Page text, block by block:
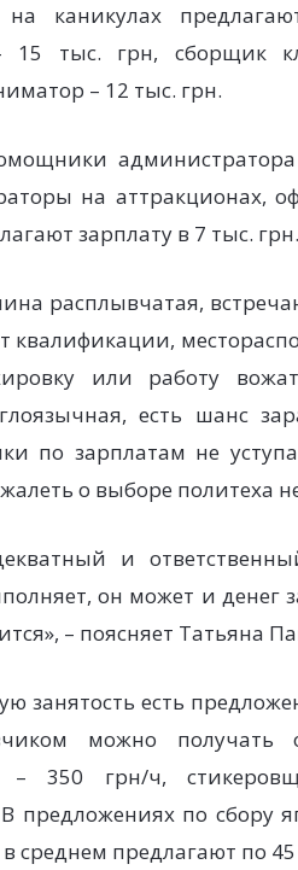
каникулах
15 тыс. грн, сборщик
– 12 тыс. грн.
на аттракционах,
зарплату в 7 тыс. грн.
расплывчатая,
квалификации,
или работу
есть шанс
по зарплатам не
о выборе политеха
и
он может и денег
– поясняет Татьяна
занятость есть
можно
– 350 грн/ч,
предложениях по сбору
среднем предлагают по